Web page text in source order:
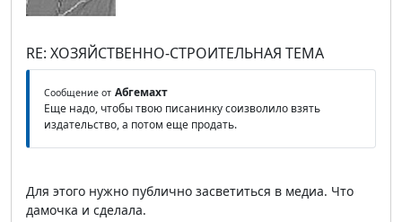
RE: ХОЗЯЙСТВЕННО-СТРОИТЕЛЬНАЯ ТЕМА
Сообщение от Абгемахт
Еще надо, чтобы твою писанинку соизволило взять
издательство, а потом еще продать.
Для этого нужно публично засветиться в медиа. Что
дамочка и сделала.